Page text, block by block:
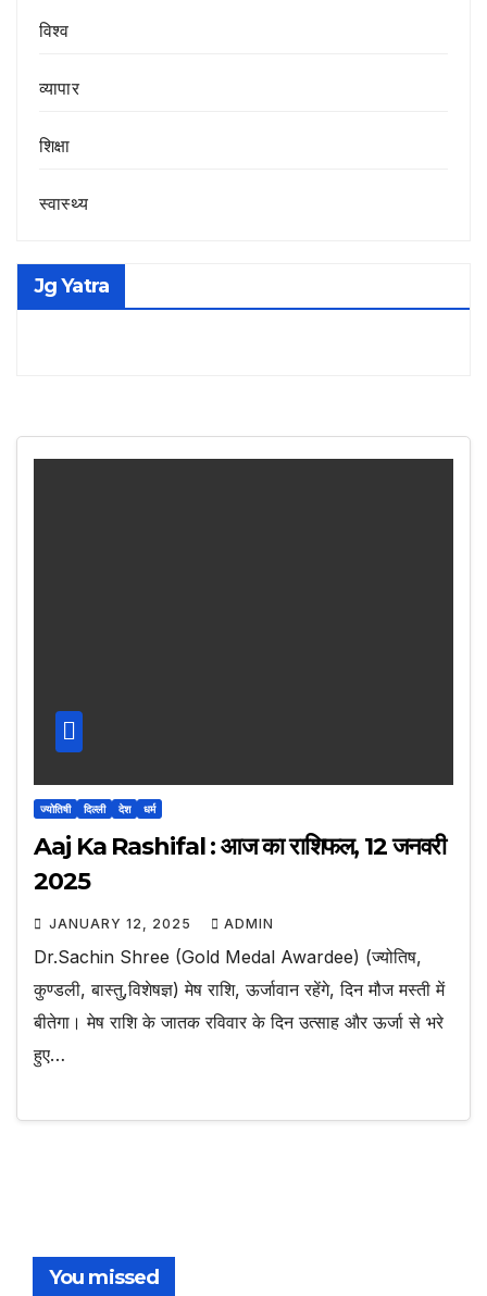
विश्व
व्यापार
शिक्षा
स्वास्थ्य
Jg Yatra
ज्योतिषी दिल्ली देश धर्म
Aaj Ka Rashifal : आज का राशिफल, 12 जनवरी
2025
JANUARY 12, 2025 ADMIN
Dr.Sachin Shree (Gold Medal Awardee) (ज्योतिष,
कुण्डली, बास्तु,विशेषज्ञ) मेष राशि, ऊर्जावान रहेंगे, दिन मौज मस्ती में
बीतेगा। मेष राशि के जातक रविवार के दिन उत्साह और ऊर्जा से भरे
हुए…
You missed